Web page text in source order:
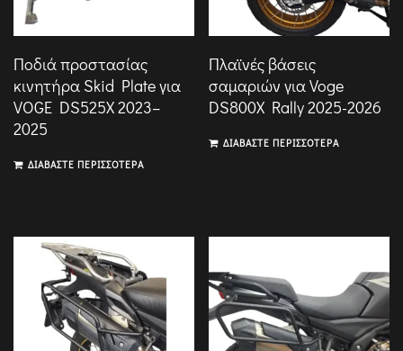
Ποδιά προστασίας
κινητήρα Skid Plate για
VOGE DS525X 2023–
2025
ΔΙΑΒΆΣΤΕ ΠΕΡΙΣΣΌΤΕΡΑ
Πλαϊνές βάσεις
σαμαριών για Voge
DS800X Rally 2025-2026
ΔΙΑΒΆΣΤΕ ΠΕΡΙΣΣΌΤΕΡΑ